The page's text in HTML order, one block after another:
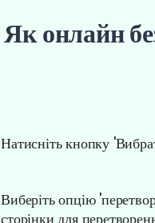
Як онлайн
Натисніть кнопку
Виберіть опцію
сторінки для